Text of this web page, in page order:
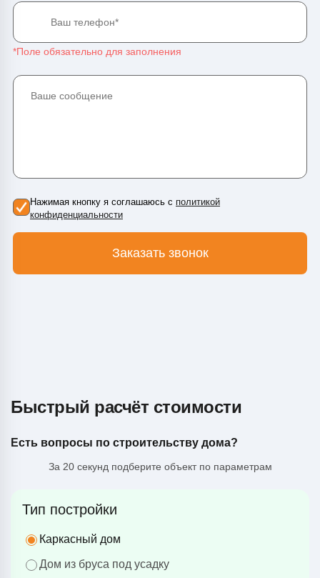
Нажимая кнопку я соглашаюсь с политикой
конфиденциальности
Заказать звонок
Быстрый расчёт стоимости
Есть вопросы по строительству дома?
За 20 секунд подберите объект по параметрам
Тип постройки
Каркасный дом
Дом из бруса под усадку